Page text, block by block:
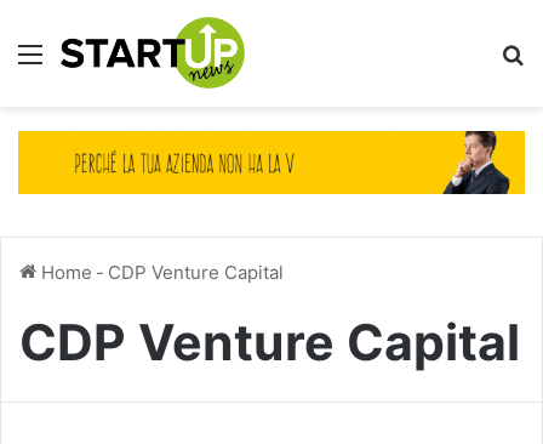
Menu
Home - CDP Venture Capital
CDP Venture Capital